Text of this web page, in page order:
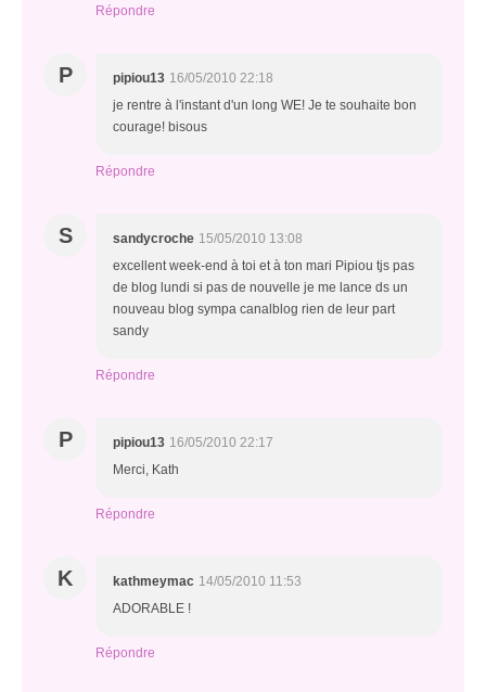
Répondre
P pipiou13 16/05/2010 22:18
je rentre à l'instant d'un long WE! Je te souhaite bon
courage! bisous
Répondre
S sandycroche 15/05/2010 13:08
excellent week-end à toi et à ton mari Pipiou tjs pas
de blog lundi si pas de nouvelle je me lance ds un
nouveau blog sympa canalblog rien de leur part
sandy
Répondre
P pipiou13 16/05/2010 22:17
Merci, Kath
Répondre
K kathmeymac 14/05/2010 11:53
ADORABLE !
Répondre